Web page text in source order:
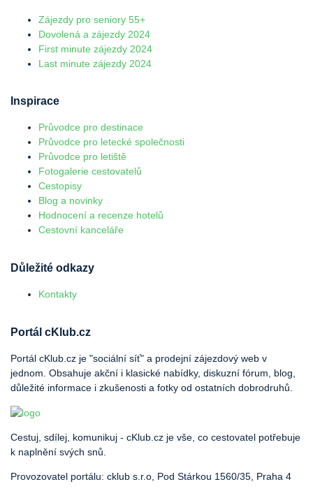
Zájezdy pro seniory 55+
Dovolená a zájezdy 2024
First minute zájezdy 2024
Last minute zájezdy 2024
Inspirace
Průvodce pro destinace
Průvodce pro letecké společnosti
Průvodce pro letiště
Fotogalerie cestovatelů
Cestopisy
Blog a novinky
Hodnocení a recenze hotelů
Cestovní kanceláře
Důležité odkazy
Kontakty
Portál cKlub.cz
Portál cKlub.cz je "sociální síť" a prodejní zájezdový web v
jednom. Obsahuje akční i klasické nabídky, diskuzní fórum, blog,
důležité informace i zkušenosti a fotky od ostatních dobrodruhů.
Cestuj, sdílej, komunikuj - cKlub.cz je vše, co cestovatel potřebuje
k naplnění svých snů.
Provozovatel portálu: cklub s.r.o, Pod Stárkou 1560/35, Praha 4